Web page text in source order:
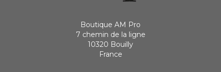
Boutique AM Pro
7 chemin de la ligne
10320 Bouilly
France